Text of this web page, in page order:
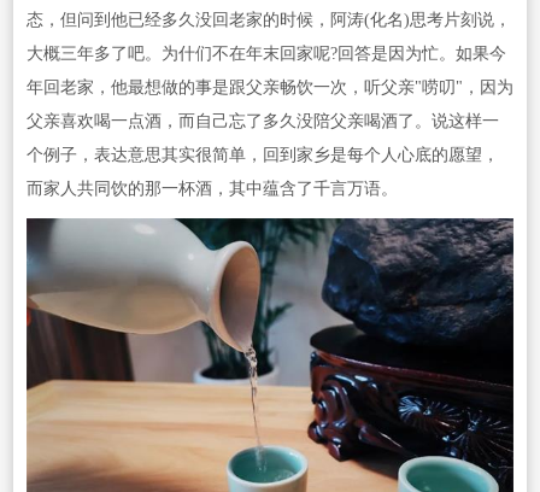
态，但问到他已经多久没回老家的时候，阿涛(化名)思考片刻说，
大概三年多了吧。为什们不在年末回家呢?回答是因为忙。如果今
年回老家，他最想做的事是跟父亲畅饮一次，听父亲"唠叨"，因为
父亲喜欢喝一点酒，而自己忘了多久没陪父亲喝酒了。说这样一
个例子，表达意思其实很简单，回到家乡是每个人心底的愿望，
而家人共同饮的那一杯酒，其中蕴含了千言万语。